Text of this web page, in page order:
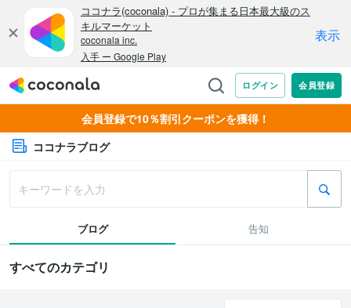
会員登録で10％割引クーポンを獲得！
ココナラブログ
ブログ 告知
すべてのカテゴリ